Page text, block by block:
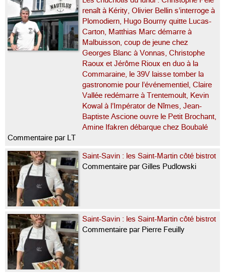
renaît à Kérity, Olivier Bellin s’interroge à
Plomodiern, Hugo Bourny quitte Lucas-
Carton, Matthias Marc démarre à
Malbuisson, coup de jeune chez
Georges Blanc à Vonnas, Christophe
Raoux et Jérôme Rioux en duo à la
Commaraine, le 39V laisse tomber la
gastronomie pour l’événementiel, Claire
Vallée redémarre à Trentemoult, Kevin
Kowal à l’Impérator de Nîmes, Jean-
Baptiste Ascione ouvre le Petit Brochant,
Amine Ifakren débarque chez Boubalé
Commentaire par LT
Saint-Savin : les Saint-Martin côté bistrot
Commentaire par Gilles Pudlowski
Saint-Savin : les Saint-Martin côté bistrot
Commentaire par Pierre Feuilly